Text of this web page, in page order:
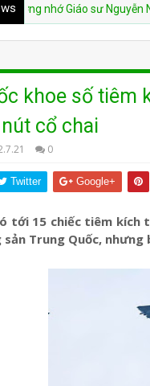
Giáo sư Nguyễn Ngọc Huy
khoe số tiêm
cổ chai
0
Twitter Google+
tới 15 chiếc tiêm kích
sản Trung Quốc,